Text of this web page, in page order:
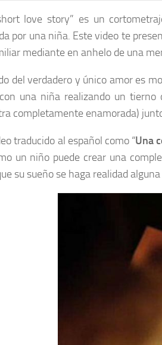
love story” es un
por una niña. Este video te
mediante en anhelo de una
del verdadero y único amor es
una niña realizando un
completamente enamorada)
traducido al español como “Una
un niño puede crear una
su sueño se haga realidad